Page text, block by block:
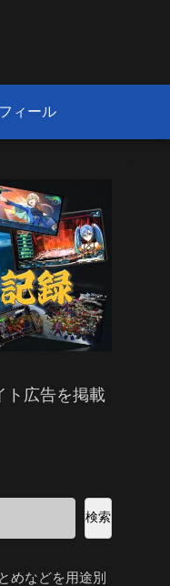
ィール
ト広告を掲載
検索
めなどを用途別